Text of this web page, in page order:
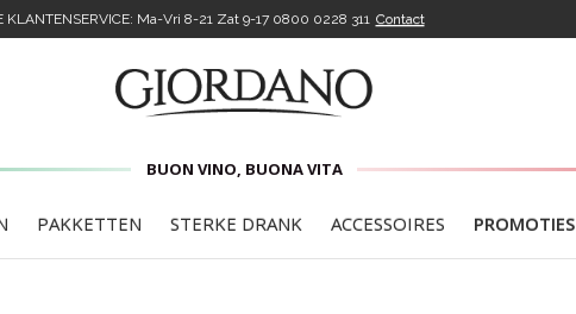
KLANTENSERVICE: Ma-Vri 8-21 Zat 9-170800 0228 311 Contact
BUON VINO, BUONA VITA
PAKKETTEN STERKE DRANK ACCESSOIRES PROMOTIES
DIT IS JOUW WELKOMSTKORTING
5€ VOOR JE
EERSTE
AANKOOP